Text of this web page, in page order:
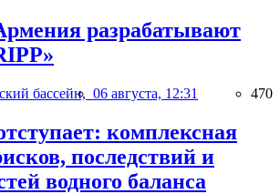
разрабатывают
бассейн, 06 августа, 12:31 470
комплексная
последствий и
водного баланса